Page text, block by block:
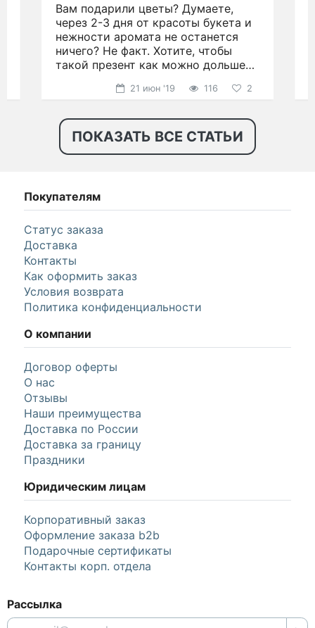
Вам подарили цветы? Думаете,
через 2-3 дня от красоты букета и
нежности аромата не останется
ничего? Не факт. Хотите, чтобы
такой презент как можно дольше
21 июн '19 116 2
ПОКАЗАТЬ ВСЕ СТАТЬИ
Покупателям
Статус заказа
Доставка
Контакты
Как оформить заказ
Условия возврата
Политика конфиденциальности
О компании
Договор оферты
О нас
Отзывы
Наши преимущества
Доставка по России
Доставка за границу
Праздники
Юридическим лицам
Корпоративный заказ
Оформление заказа b2b
Подарочные сертификаты
Контакты корп. отдела
Рассылка